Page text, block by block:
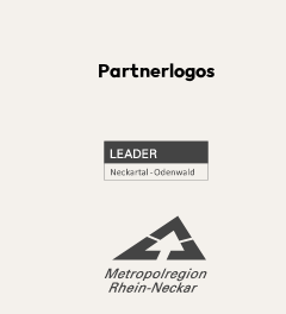
Partnerlogos